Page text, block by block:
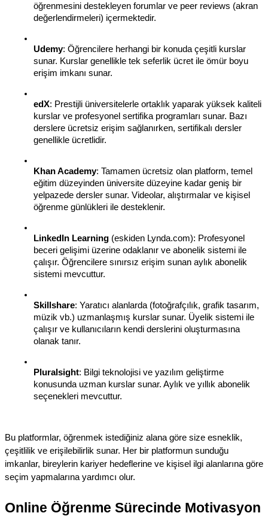
öğrenmesini destekleyen forumlar ve peer reviews (akran
değerlendirmeleri) içermektedir.
Udemy: Öğrencilere herhangi bir konuda çeşitli kurslar
sunar. Kurslar genellikle tek seferlik ücret ile ömür boyu
erişim imkanı sunar.
edX: Prestijli üniversitelerle ortaklık yaparak yüksek kaliteli
kurslar ve profesyonel sertifika programları sunar. Bazı
derslere ücretsiz erişim sağlanırken, sertifikalı dersler
genellikle ücretlidir.
Khan Academy: Tamamen ücretsiz olan platform, temel
eğitim düzeyinden üniversite düzeyine kadar geniş bir
yelpazede dersler sunar. Videolar, alıştırmalar ve kişisel
öğrenme günlükleri ile desteklenir.
LinkedIn Learning (eskiden Lynda.com): Profesyonel
beceri gelişimi üzerine odaklanır ve abonelik sistemi ile
çalışır. Öğrencilere sınırsız erişim sunan aylık abonelik
sistemi mevcuttur.
Skillshare: Yaratıcı alanlarda (fotoğrafçılık, grafik tasarım,
müzik vb.) uzmanlaşmış kurslar sunar. Üyelik sistemi ile
çalışır ve kullanıcıların kendi derslerini oluşturmasına
olanak tanır.
Pluralsight: Bilgi teknolojisi ve yazılım geliştirme
konusunda uzman kurslar sunar. Aylık ve yıllık abonelik
seçenekleri mevcuttur.
Bu platformlar, öğrenmek istediğiniz alana göre size esneklik,
çeşitlilik ve erişilebilirlik sunar. Her bir platformun sunduğu
imkanlar, bireylerin kariyer hedeflerine ve kişisel ilgi alanlarına göre
seçim yapmalarına yardımcı olur.
Online Öğrenme Sürecinde Motivasyon